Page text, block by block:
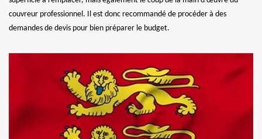
couvreur professionnel. Il est donc recommandé de procéder à des
demandes de devis pour bien préparer le budget.